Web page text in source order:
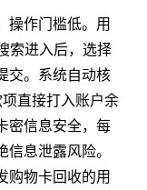
操作门槛低。用
索进入后，选择
交。系统自动核
直接打入账户余
密信息安全，每
息泄露风险。
购物卡回收的用